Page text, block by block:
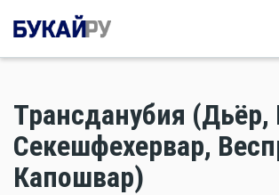
Трансданубия (Дьёр,
Секешфехервар,
Капошвар)